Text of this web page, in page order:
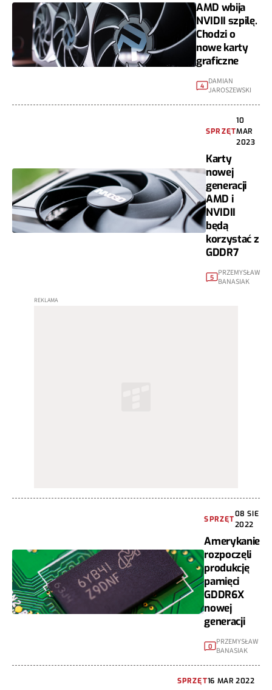
AMD wbija
NVIDII szpilę.
Chodzi o
nowe karty
graficzne
4
DAMIAN
JAROSZEWSKI
SPRZĘT
10
MAR
2023
Karty
nowej
generacji
AMD i
NVIDII
będą
korzystać z
GDDR7
5
PRZEMYSŁAW
BANASIAK
SPRZĘT
08 SIE
2022
Amerykanie
rozpoczęli
produkcję
pamięci
GDDR6X
nowej
generacji
0
PRZEMYSŁAW
BANASIAK
SPRZĘT16 MAR 2022